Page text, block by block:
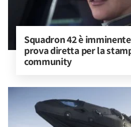
Squadron 42 è
prova diretta per la
community